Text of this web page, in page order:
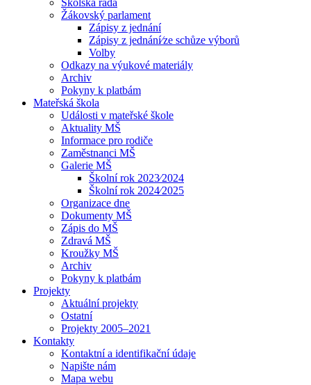
Školská rada
Žákovský parlament
Zápisy z jednání
Zápisy z jednání⁄ze schůze výborů
Volby
Odkazy na výukové materiály
Archiv
Pokyny k platbám
Mateřská škola
Události v mateřské škole
Aktuality MŠ
Informace pro rodiče
Zaměstnanci MŠ
Galerie MŠ
Školní rok 2023⁄2024
Školní rok 2024⁄2025
Organizace dne
Dokumenty MŠ
Zápis do MŠ
Zdravá MŠ
Kroužky MŠ
Archiv
Pokyny k platbám
Projekty
Aktuální projekty
Ostatní
Projekty 2005–2021
Kontakty
Kontaktní a identifikační údaje
Napište nám
Mapa webu